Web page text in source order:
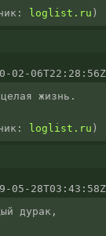
loglist.ru )
02-06T22:28:56Z
жизнь.
loglist.ru )
05-28T03:43:58Z
дурак,